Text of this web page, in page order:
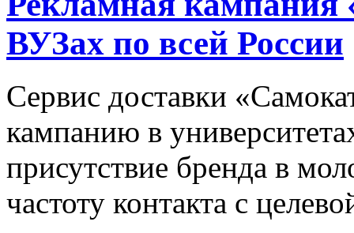
ВУЗах по всей России
Сервис доставки
кампанию в
присутствие бренда в
частоту контакта с